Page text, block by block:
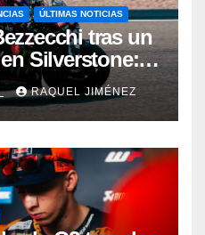
ÚLTIMAS NOTICIAS
tras un
Silverstone:
por cómo
RAQUEL JIMÉNEZ